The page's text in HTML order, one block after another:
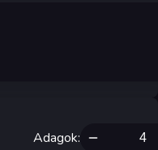
Adagok: